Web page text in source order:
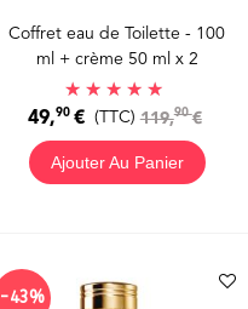
Coffret eau de Toilette - 100
ml + crème 50 ml x 2
49,90 € (TTC) 119,90€
Ajouter Au Panier
-43%